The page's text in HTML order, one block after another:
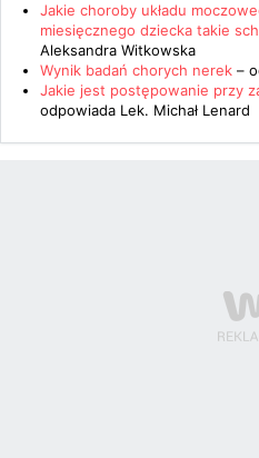
Jakie choroby układu
miesięcznego dziecka takie
Aleksandra Witkowska
Wynik badań chorych nerek –
Jakie jest postępowanie przy
odpowiada Lek. Michał Lenard